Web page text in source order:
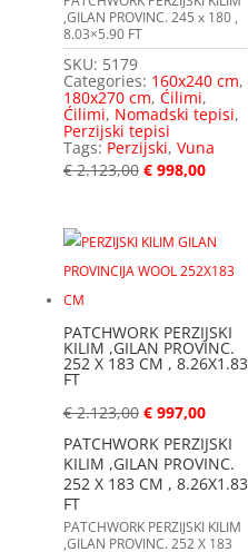
,GILAN PROVINC. 245 x 180 ,
8.03×5.90 FT
SKU: 5179
Categories: 160x240 cm,
180x270 cm, Ćilimi,
Ćilimi, Nomadski tepisi,
Perzijski tepisi
Tags: Perzijski, Vuna
€2.123,00 €998,00
PATCHWORK PERZIJSKI
KILIM ,GILAN PROVINC.
252 X 183 CM , 8.26X1.83
FT
€2.123,00 €997,00
PATCHWORK PERZIJSKI
KILIM ,GILAN PROVINC.
252 X 183 CM , 8.26X1.83
FT
PATCHWORK PERZIJSKI KILIM
,GILAN PROVINC. 252 X 183